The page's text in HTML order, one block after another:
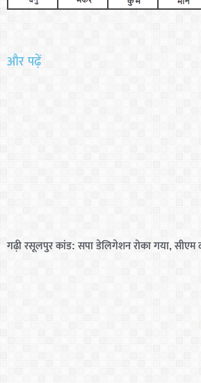
और पढ़ें
गढ़ी रसूलपुर कांड: सपा डेलिगेशन रोका गया,